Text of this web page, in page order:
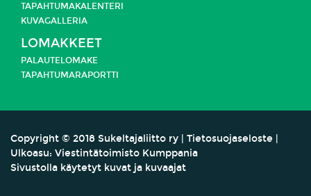
TAPAHTUMAKALENTERI
KUVAGALLERIA
LOMAKKEET
PALAUTELOMAKE
TAPAHTUMARAPORTTI
Copyright © 2018 Sukeltajaliitto ry | Tietosuojaseloste
Ulkoasu: Viestintätoimisto Kumppania
Sivustolla käytetyt kuvat ja kuvaajat